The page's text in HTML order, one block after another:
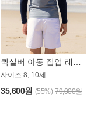
사이즈 8, 10세
35,600원 (55%) 79,000원